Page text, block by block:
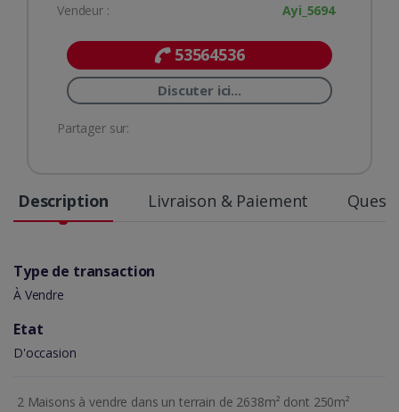
Vendeur :
Ayi_5694
53564536
Discuter ici...
Partager sur:
Description Livraison & Paiement
Type de transaction
À Vendre
Etat
D'occasion
2 Maisons à vendre dans un terrain de 2638m² dont 250m²